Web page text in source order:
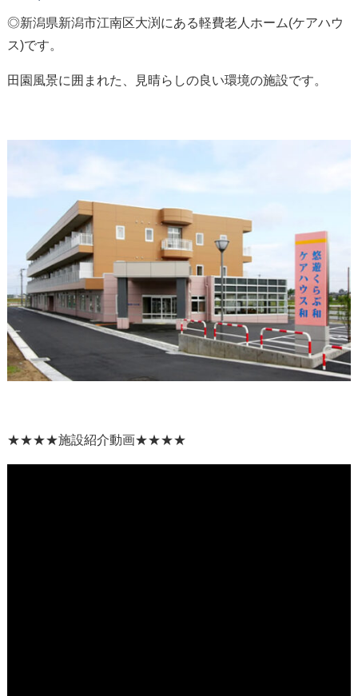
◎新潟県新潟市江南区大渕にある軽費老人ホーム(ケアハウ
ス)です。
田園風景に囲まれた、見晴らしの良い環境の施設です。
★★★★施設紹介動画★★★★